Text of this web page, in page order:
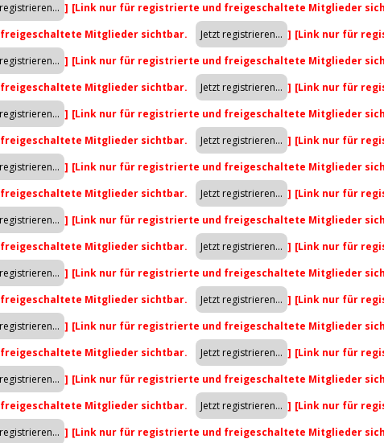
] [Link nur für registrierte und freigeschaltete Mitglieder
freigeschaltete Mitglieder sichtbar.
] [Link nur für
] [Link nur für registrierte und freigeschaltete Mitglieder
freigeschaltete Mitglieder sichtbar.
] [Link nur für
] [Link nur für registrierte und freigeschaltete Mitglieder
freigeschaltete Mitglieder sichtbar.
] [Link nur für
] [Link nur für registrierte und freigeschaltete Mitglieder
freigeschaltete Mitglieder sichtbar.
] [Link nur für
] [Link nur für registrierte und freigeschaltete Mitglieder
freigeschaltete Mitglieder sichtbar.
] [Link nur für
] [Link nur für registrierte und freigeschaltete Mitglieder
freigeschaltete Mitglieder sichtbar.
] [Link nur für
] [Link nur für registrierte und freigeschaltete Mitglieder
freigeschaltete Mitglieder sichtbar.
] [Link nur für
] [Link nur für registrierte und freigeschaltete Mitglieder
freigeschaltete Mitglieder sichtbar.
] [Link nur für
] [Link nur für registrierte und freigeschaltete Mitglieder